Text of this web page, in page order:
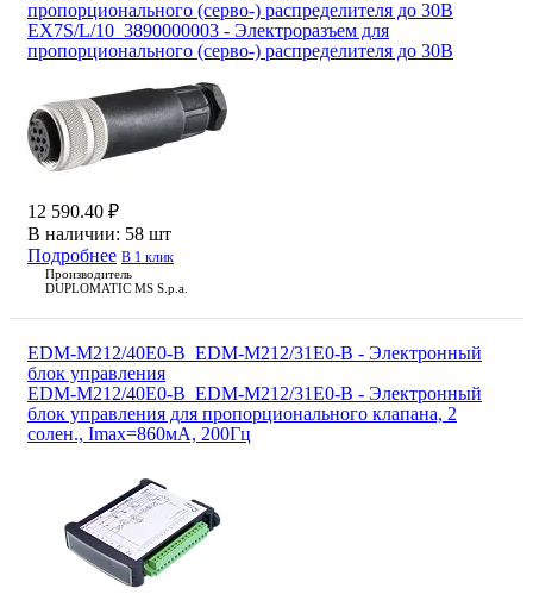
пропорционального (серво-) распределителя до 30В
EX7S/L/10_3890000003 - Электроразъем для
пропорционального (серво-) распределителя до 30В
12 590.40 ₽
В наличии: 58 шт
Подробнее В 1 клик
Производитель
DUPLOMATIC MS S.p.a.
EDM-M212/40E0-B_EDM-M212/31E0-B - Электронный
блок управления
EDM-M212/40E0-B_EDM-M212/31E0-B - Электронный
блок управления для пропорционального клапана, 2
солен., Imax=860мА, 200Гц